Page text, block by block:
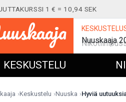
1 € = 10,94 SEK
Nuuskaaja
KESKUSTELU
Keskustelu Nuuska Hyviä